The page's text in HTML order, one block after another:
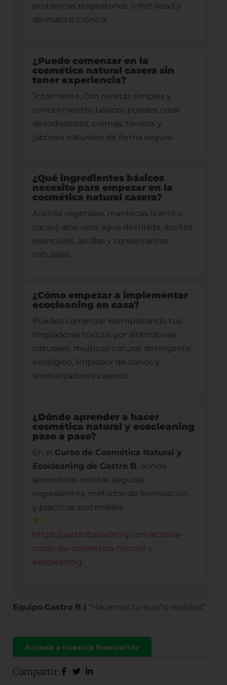
problemas respiratorios, infertilidad y
dermatitis crónica.
¿Puedo comenzar en la
cosmética natural casera sin
tener experiencia?
Totalmente. Con recetas simples y
conocimientos básicos puedes crear
desodorantes, cremas, tónicos y
jabones naturales de forma segura.
¿Qué ingredientes básicos
necesito para empezar en la
cosmética natural casera?
Aceites vegetales, mantecas (karité o
cacao), aloe vera, agua destilada, aceites
esenciales, arcillas y conservantes
naturales.
¿Cómo empezar a implementar
ecocleaning en casa?
Puedes comenzar reemplazando tus
limpiadores tóxicos por alternativas
naturales: multiuso natural, detergente
ecológico, limpiador de baños y
aromatizadores caseros.
¿Dónde aprender a hacer
cosmética natural y ecocleaning
paso a paso?
En el Curso de Cosmética Natural y
Ecocleaning de Gastro B , donde
aprenderás recetas seguras,
ingredientes, métodos de formulación
y prácticas sostenibles.
https://gastrobacademy.com/accede-
curso-de-cosmetica-natural-y-
ecocleaning
Equipo Gastro B | “Hacemos tu sueño realidad”
Accede a nuestra Newsletter
Compartir: